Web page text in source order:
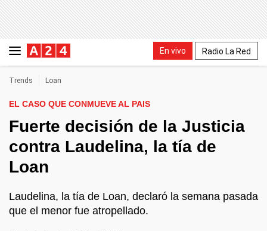
En vivo Radio La Red
Trends Loan
EL CASO QUE CONMUEVE AL PAIS
Fuerte decisión de la Justicia
contra Laudelina, la tía de
Loan
Laudelina, la tía de Loan, declaró la semana pasada
que el menor fue atropellado.